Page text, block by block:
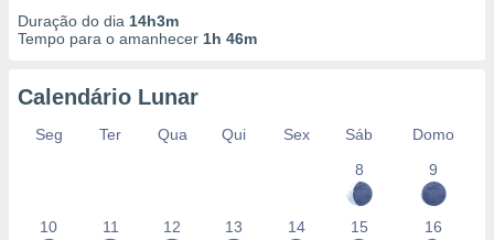
Duração do dia 14h3m
Tempo para o amanhecer 1h 46m
Calendário Lunar
Seg Ter Qua Qui Sex Sáb
Domo
8
9
10 11 12 13 14 15 16